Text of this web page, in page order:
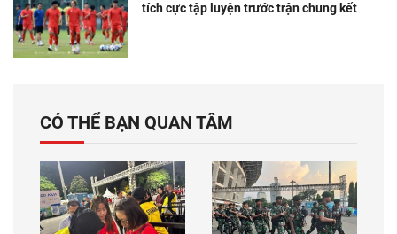
tích cực tập luyện trước trận chung kết
CÓ THỂ BẠN QUAN TÂM